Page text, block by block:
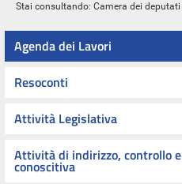
Stai consultando: Camera dei deputati
Agenda dei Lavori
Resoconti
Attività Legislativa
Attività di indirizzo, controllo e
conoscitiva